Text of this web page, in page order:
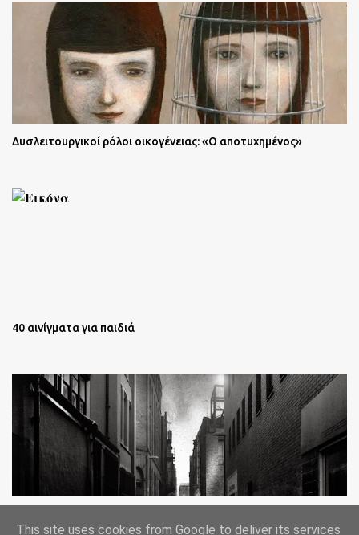
Δυσλειτουργικοί ρόλοι οικογένειας: «Ο αποτυχημένος»
40 αινίγματα για παιδιά
This site uses cookies from Google to deliver its services